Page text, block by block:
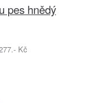
pes hnědý
Kč